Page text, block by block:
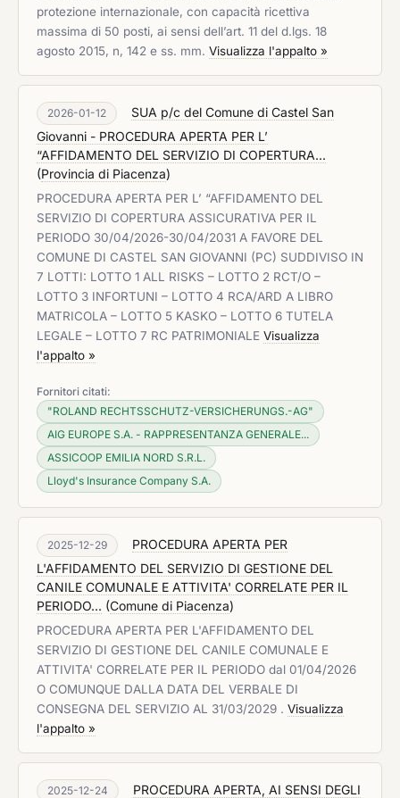
protezione internazionale, con capacità ricettiva
massima di 50 posti, ai sensi dell’art. 11 del d.lgs. 18
agosto 2015, n, 142 e ss. mm. Visualizza l'appalto »
2026-01-12
SUA p/c del Comune di Castel San
Giovanni - PROCEDURA APERTA PER L’
“AFFIDAMENTO DEL SERVIZIO DI COPERTURA...
(Provincia di Piacenza)
PROCEDURA APERTA PER L’ “AFFIDAMENTO DEL
SERVIZIO DI COPERTURA ASSICURATIVA PER IL
PERIODO 30/04/2026-30/04/2031 A FAVORE DEL
COMUNE DI CASTEL SAN GIOVANNI (PC) SUDDIVISO IN
7 LOTTI: LOTTO 1 ALL RISKS – LOTTO 2 RCT/O –
LOTTO 3 INFORTUNI – LOTTO 4 RCA/ARD A LIBRO
MATRICOLA – LOTTO 5 KASKO – LOTTO 6 TUTELA
LEGALE – LOTTO 7 RC PATRIMONIALE Visualizza
l'appalto »
Fornitori citati:
"ROLAND RECHTSSCHUTZ-VERSICHERUNGS.-AG"
AIG EUROPE S.A. - RAPPRESENTANZA GENERALE...
ASSICOOP EMILIA NORD S.R.L.
Lloyd's Insurance Company S.A.
2025-12-29
PROCEDURA APERTA PER
L'AFFIDAMENTO DEL SERVIZIO DI GESTIONE DEL
CANILE COMUNALE E ATTIVITA' CORRELATE PER IL
PERIODO... (Comune di Piacenza)
PROCEDURA APERTA PER L'AFFIDAMENTO DEL
SERVIZIO DI GESTIONE DEL CANILE COMUNALE E
ATTIVITA' CORRELATE PER IL PERIODO dal 01/04/2026
O COMUNQUE DALLA DATA DEL VERBALE DI
CONSEGNA DEL SERVIZIO AL 31/03/2029 . Visualizza
l'appalto »
2025-12-24
PROCEDURA APERTA, AI SENSI DEGLI